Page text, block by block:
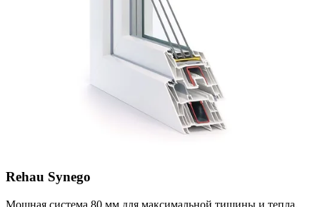
Rehau Synego
Мощная система 80 мм для максимальной тишины и тепла.